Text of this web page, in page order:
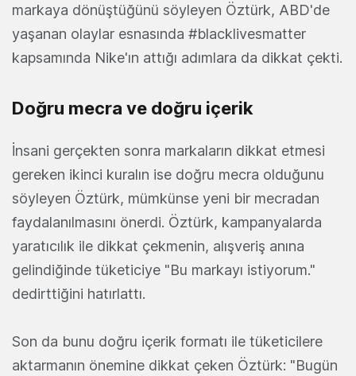
markaya dönüştüğünü söyleyen Öztürk, ABD'de
yaşanan olaylar esnasında #blacklivesmatter
kapsamında Nike'ın attığı adımlara da dikkat çekti.
Doğru mecra ve doğru içerik
İnsani gerçekten sonra markaların dikkat etmesi
gereken ikinci kuralın ise doğru mecra olduğunu
söyleyen Öztürk, mümkünse yeni bir mecradan
faydalanılmasını önerdi. Öztürk, kampanyalarda
yaratıcılık ile dikkat çekmenin, alışveriş anına
gelindiğinde tüketiciye "Bu markayı istiyorum."
dedirttiğini hatırlattı.
Son da bunu doğru içerik formatı ile tüketicilere
aktarmanın önemine dikkat çeken Öztürk: "Bugün